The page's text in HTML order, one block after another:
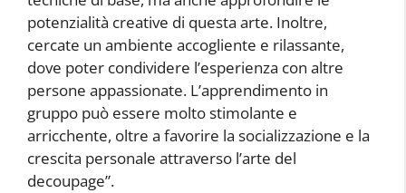
potenzialità creative di questa arte. Inoltre,
cercate un ambiente accogliente e rilassante,
dove poter condividere l’esperienza con altre
persone appassionate. L’apprendimento in
gruppo può essere molto stimolante e
arricchente, oltre a favorire la socializzazione e la
crescita personale attraverso l’arte del
decoupage”.